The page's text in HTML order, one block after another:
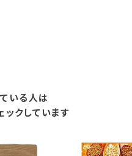
いる人は
ックしています